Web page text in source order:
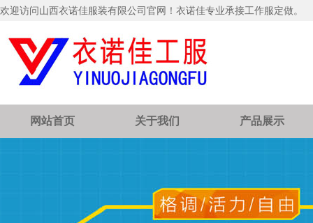
欢迎访问山西衣诺佳服装有限公司官网！衣诺佳专业承接工作服定做。
网站首页 关于我们 产品展示